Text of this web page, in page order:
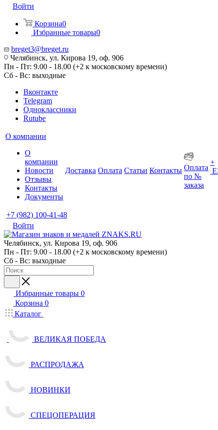
Войти
Корзина0
Избранные товары0
breget3@breget.ru
Челябинск, ул. Кирова 19, оф. 906
Пн - Пт: 9.00 - 18.00 (+2 к московскому времени)
Сб - Вс: выходные
Вконтакте
Telegram
Одноклассники
Rutube
О компании
О
компании
Новости
Отзывы
Контакты
Документы
Доставка Оплата Статьи Контакты Оплата
по №
заказа
+
+7 (982) 100-41-48
Войти
Челябинск, ул. Кирова 19, оф. 906
Пн - Пт: 9.00 - 18.00 (+2 к московскому времени)
Сб - Вс: выходные
Избранные товары 0
Корзина 0
Каталог
ВЕЛИКАЯ ПОБЕДА
РАСПРОДАЖА
НОВИНКИ
СПЕЦОПЕРАЦИЯ